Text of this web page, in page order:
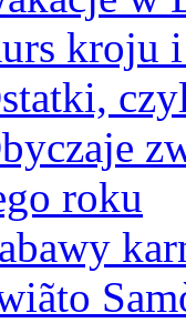
kroju i
roku